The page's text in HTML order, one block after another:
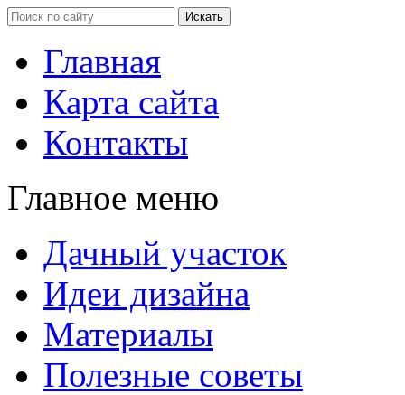
Главная
Карта сайта
Контакты
Главное меню
Дачный участок
Идеи дизайна
Материалы
Полезные советы